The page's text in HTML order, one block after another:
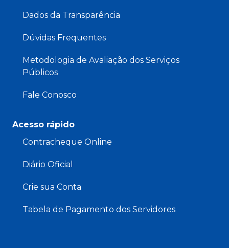
Dados da Transparência
Dúvidas Frequentes
Metodologia de Avaliação dos Serviços
Públicos
Fale Conosco
Acesso rápido
Contracheque Online
Diário Oficial
Crie sua Conta
Tabela de Pagamento dos Servidores